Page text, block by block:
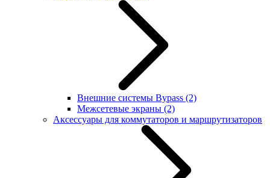
Внешние системы Bypass (2)
Межсетевые экраны (2)
Аксессуары для коммутаторов и маршрутизаторов